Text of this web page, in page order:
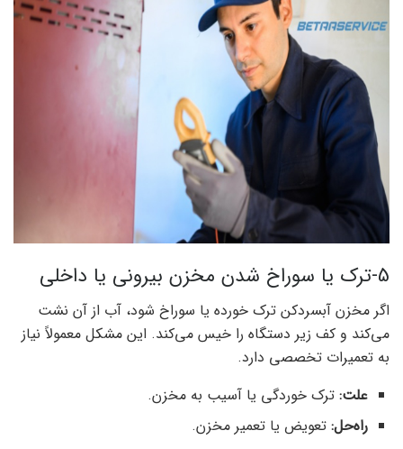
5-ترک یا سوراخ شدن مخزن بیرونی یا داخلی
اگر مخزن آبسردکن ترک خورده یا سوراخ شود، آب از آن نشت
می‌کند و کف زیر دستگاه را خیس می‌کند. این مشکل معمولاً نیاز
به تعمیرات تخصصی دارد.
علت: ترک خوردگی یا آسیب به مخزن.
راه‌حل: تعویض یا تعمیر مخزن.